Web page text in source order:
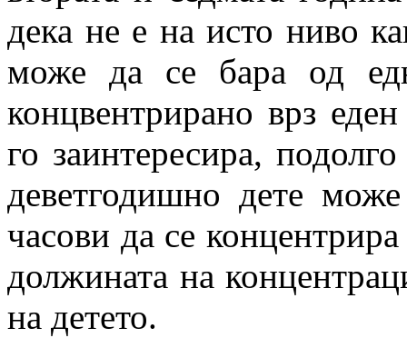
дека не е на исто ниво
може да се бара од
концвентрирано врз
го заинтересира,
деветгодишно дете
часови да се
должината на
на детето.